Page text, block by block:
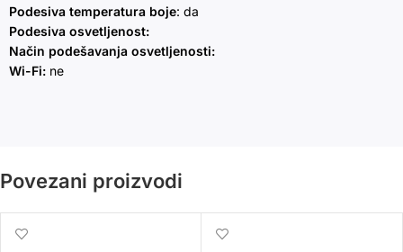
Podesiva temperatura boje: da
Podesiva osvetljenost:
Način podešavanja osvetljenosti:
Wi-Fi: ne
Povezani proizvodi